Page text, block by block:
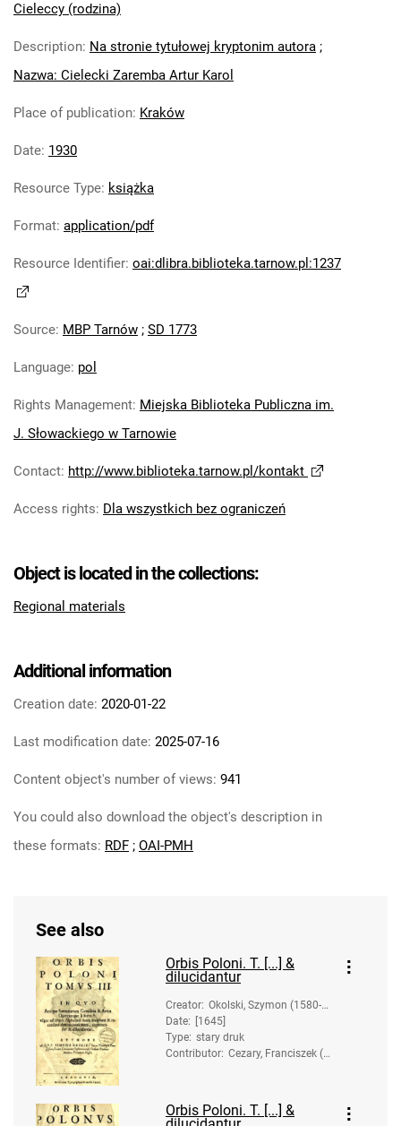
Cieleccy (rodzina)
Description: Na stronie tytułowej kryptonim autora ;
Nazwa: Cielecki Zaremba Artur Karol
Place of publication: Kraków
Date: 1930
Resource Type: książka
Format: application/pdf
Resource Identifier: oai:dlibra.biblioteka.tarnow.pl:1237
Source: MBP Tarnów ; SD 1773
Language: pol
Rights Management: Miejska Biblioteka Publiczna im.
J. Słowackiego w Tarnowie
Contact: http://www.biblioteka.tarnow.pl/kontakt
Access rights: Dla wszystkich bez ograniczeń
Object is located in the collections:
Regional materials
Additional information
Creation date: 2020-01-22
Last modification date: 2025-07-16
Content object's number of views: 941
You could also download the object's description in
these formats: RDF ; OAI-PMH
See also
Orbis Poloni. T. [...] &
dilucidantur
Creator: Okolski, Szymon (1580-16
53).
Date:
[1645]
Type: stary druk
Contributor: Cezary, Franciszek (c
Orbis Poloni. T. [...] &